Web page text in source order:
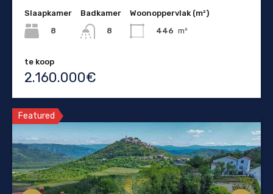
Slaapkamer
8
Badkamer
8
Woonoppervlak (m²)
446 m²
te koop
2.160.000€
Featured